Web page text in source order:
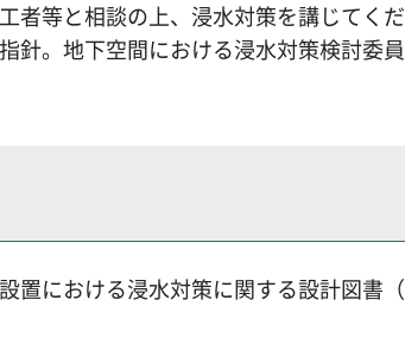
者等と相談の上、浸水対策を講じてく
針。地下空間における浸水対策検討委
置における浸水対策に関する設計図書